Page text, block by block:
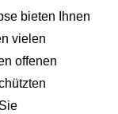
bieten Ihnen
vielen
offenen